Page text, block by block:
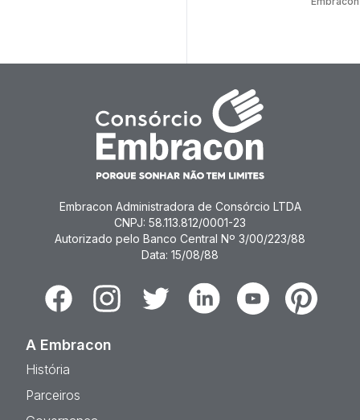
Embracon Administradora de Consórcio LTDA
CNPJ: 58.113.812/0001-23
Autorizado pelo Banco Central Nº 3/00/223/88
Data: 15/08/88
FacebookInstagramTwitter LinkedinYoutubePinterest
A Embracon
História
Parceiros